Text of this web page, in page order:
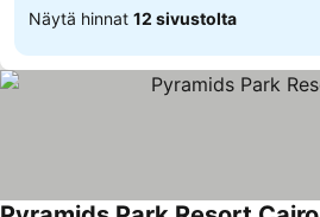
Näytä hinnat 12 sivustolta